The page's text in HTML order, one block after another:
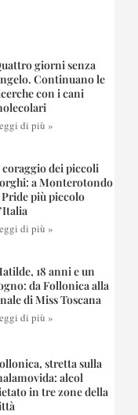
giorni senza
Continuano le
con i cani
di più »
dei piccoli
a Monterotondo
più piccolo
di più »
18 anni e un
da Follonica alla
di Miss Toscana
di più »
stretta sulla
alcol
in tre zone della